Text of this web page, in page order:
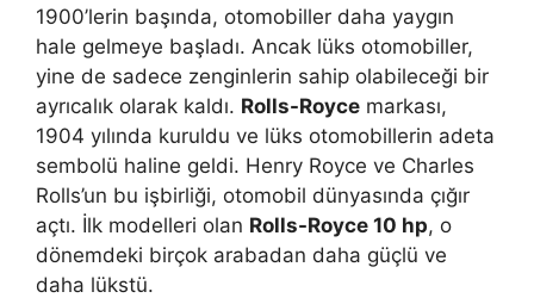
1900’lerin başında, otomobiller daha yaygın
hale gelmeye başladı. Ancak lüks otomobiller,
yine de sadece zenginlerin sahip olabileceği bir
ayrıcalık olarak kaldı. Rolls-Royce markası,
1904 yılında kuruldu ve lüks otomobillerin adeta
sembolü haline geldi. Henry Royce ve Charles
Rolls’un bu işbirliği, otomobil dünyasında çığır
açtı. İlk modelleri olan Rolls-Royce 10 hp, o
dönemdeki birçok arabadan daha güçlü ve
daha lükstü.